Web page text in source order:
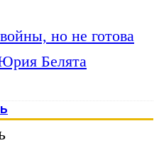
но не готова
Белята